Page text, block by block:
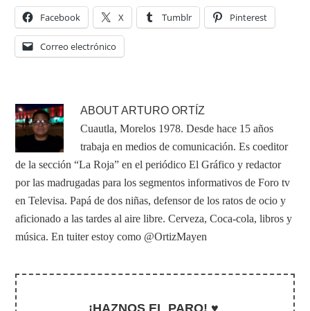
Facebook X Tumblr Pinterest
Correo electrónico
ABOUTARTURO ORTÍZ
Cuautla, Morelos 1978. Desde hace 15 años
trabaja en medios de comunicación. Es coeditor
de la sección “La Roja” en el periódico El Gráfico y redactor
por las madrugadas para los segmentos informativos de Foro tv
en Televisa. Papá de dos niñas, defensor de los ratos de ocio y
aficionado a las tardes al aire libre. Cerveza, Coca-cola, libros y
música. En tuiter estoy como @OrtizMayen